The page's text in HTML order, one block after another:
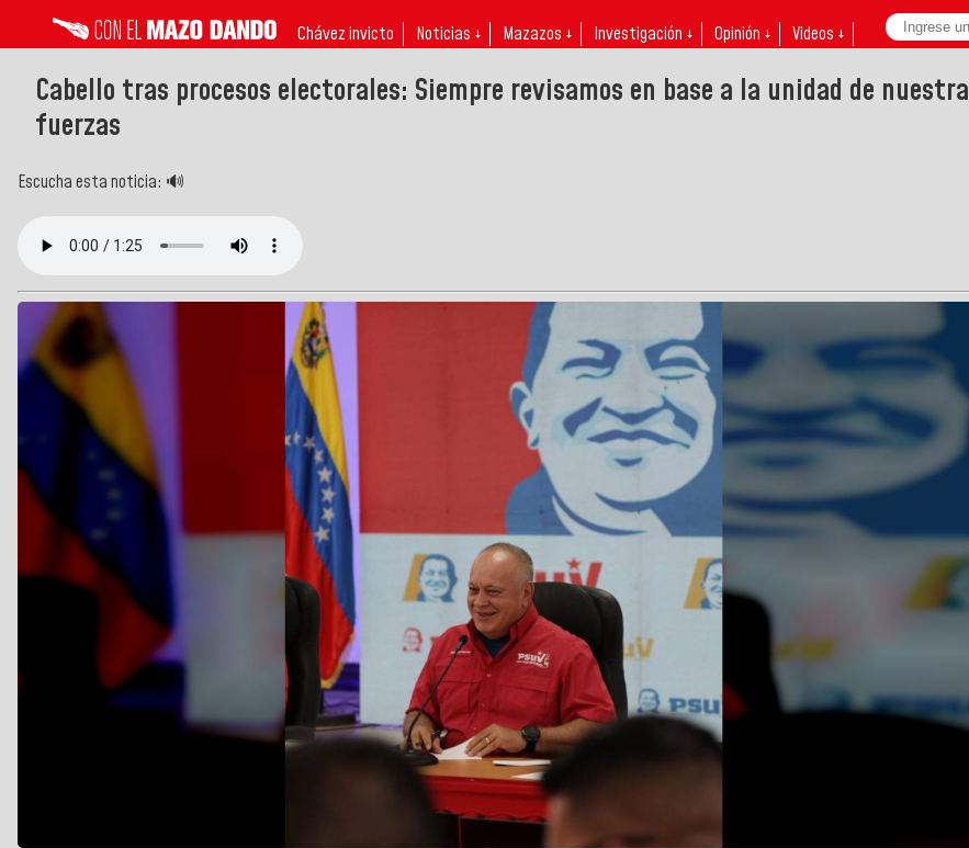
Chávez invicto Noticias ↓ Mazazos ↓ Investigación ↓ Opinión ↓ Videos ↓
Cabello tras procesos electorales: Siempre revisamos en base a la unidad de nuestra
fuerzas
Escucha esta noticia: 🔊